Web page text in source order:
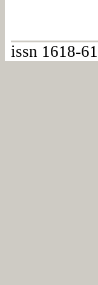
issn 1618-